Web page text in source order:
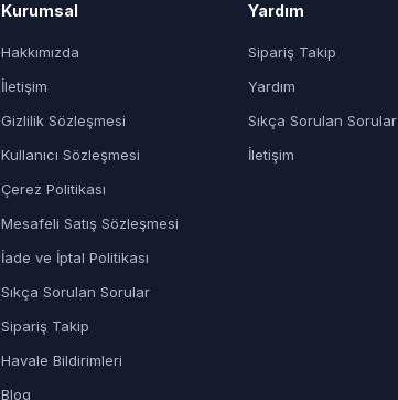
Kurumsal
Hakkımızda
İletişim
Gizlilik Sözleşmesi
Kullanıcı Sözleşmesi
Çerez Politikası
Mesafeli Satış Sözleşmesi
İade ve İptal Politikası
Sıkça Sorulan Sorular
Sipariş Takip
Havale Bildirimleri
Blog
Yardım
Sipariş Takip
Yardım
Sıkça Sorulan Sorular
İletişim